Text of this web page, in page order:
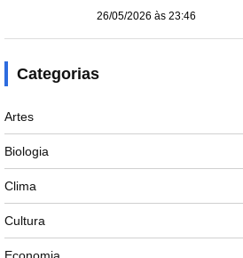
26/05/2026 às 23:46
Categorias
Artes
Biologia
Clima
Cultura